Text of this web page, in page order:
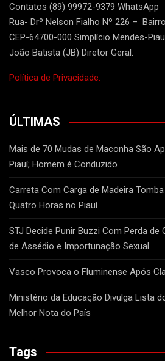
Contatos (89) 99972-9379 WhatsApp
Rua- Drº Nelson Fialho Nº 226 –
CEP-64700-000 Simplício Mendes-
João Batista (JB) Diretor Geral.
Política de Privacidade.
ÚLTIMAS
Mais de 70 Mudas de Maconha São
Piauí; Homem é Conduzido
Carreta Com Carga de Madeira
Quatro Horas no Piauí
STJ Decide Punir Buzzi Com Perda de
de Assédio e Importunação Sexual
Vasco Provoca o Fluminense Após
Ministério da Educação Divulga Lista
Melhor Nota do País
Tags